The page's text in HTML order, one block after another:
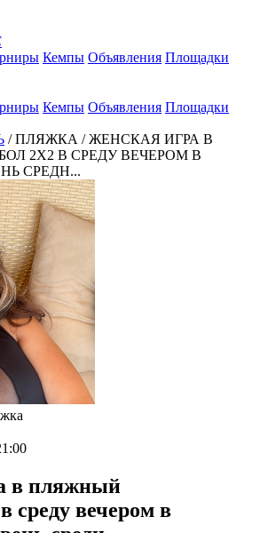
Кемпы Объявления Площадки
Кемпы Объявления Площадки
/ ПЛЯЖКА /ЖЕНСКАЯ ИГРА В
2X2 В СРЕДУ ВЕЧЕРОМ В
СРЕДН...
в пляжный
среду вечером в